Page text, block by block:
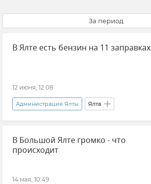
За период
В Ялте есть бензин на 11 заправках
12 июня, 12:08
Администрация Ялты Ялта
Новости Крыма Топливо Бензин
Автомобиль Транспорт Крым
В Большой Ялте громко - что
происходит
14 мая, 10:49